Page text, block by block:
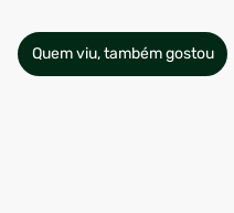
Quem viu, também gostou